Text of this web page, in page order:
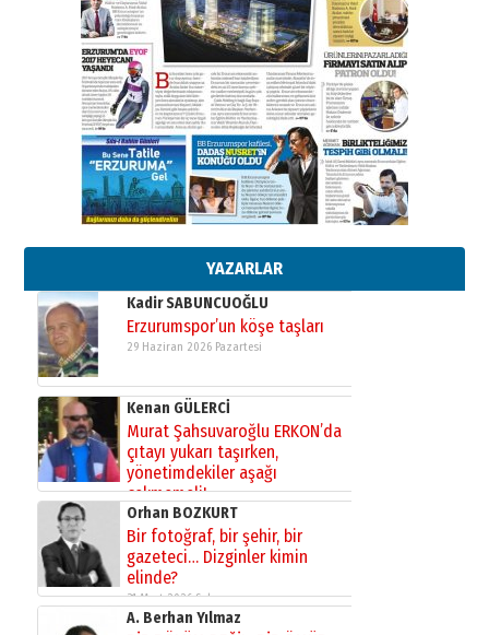
YAZARLAR
Ahmed Yesevi’den bir Alperen…
”Reisimiz” idi… Hakka yürüdü.!
26 Mart 2026 Perşembe
Cem Bakırcı
Ardında bıraktığı hatıralarıyla
gönül adamı Faruk Terzioğlu!
13 Mayıs 2026 Çarşamba
Esat BİNDESEN
Başkan Sekmen’den Erzurum’a
bir vizyon proje daha!
02 Ağustos 2026 Pazar
Kadir SABUNCUOĞLU
Erzurumspor’un köşe taşları
29 Haziran 2026 Pazartesi
Kenan GÜLERCİ
Murat Şahsuvaroğlu ERKON’da
çıtayı yukarı taşırken,
yönetimdekiler aşağı
çekmemeli!
17 Şubat 2026 SalıOrhan BOZKURT
Bir fotoğraf, bir şehir, bir
gazeteci… Dizginler kimin
elinde?
31 Mart 2026 Salı
A. Berhan Yılmaz